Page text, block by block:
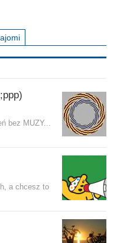
bez MUZY...
a chcesz to